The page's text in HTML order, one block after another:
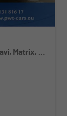
Sportline 1.5 TSI DSG Sportline, AHK, Navi, Matrix, Kamera, el. Klappe, 5-J. Garantie